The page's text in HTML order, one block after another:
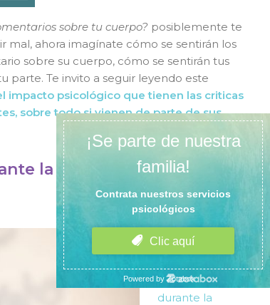
sobre tu cuerpo? posiblemente te
mal, ahora imagínate cómo se sentirán los
sobre su cuerpo, cómo se sentirán tus
parte. Te invito a seguir leyendo este
impacto psicológico que tienen las criticas
sobre todo si vienen de parte de sus
la infancia y
Comencemos
afirmando que
obtenidas
durante la